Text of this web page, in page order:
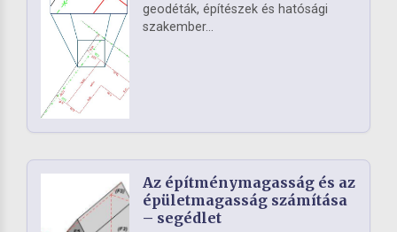
geodéták, építészek és hatósági
szakember...
Az építménymagasság és az
épületmagasság számítása
– segédlet